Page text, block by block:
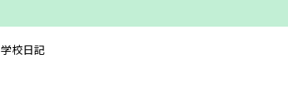
学校日記